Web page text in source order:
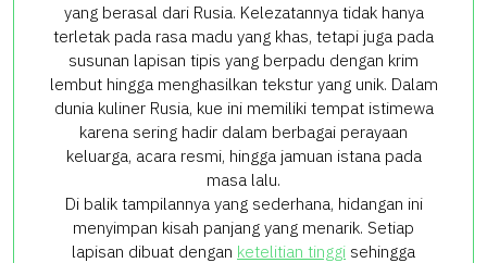
yang berasal dari Rusia. Kelezatannya tidak hanya
terletak pada rasa madu yang khas, tetapi juga pada
susunan lapisan tipis yang berpadu dengan krim
lembut hingga menghasilkan tekstur yang unik. Dalam
dunia kuliner Rusia, kue ini memiliki tempat istimewa
karena sering hadir dalam berbagai perayaan
keluarga, acara resmi, hingga jamuan istana pada
masa lalu.
Di balik tampilannya yang sederhana, hidangan ini
menyimpan kisah panjang yang menarik. Setiap
lapisan dibuat dengan ketelitian tinggi sehingga